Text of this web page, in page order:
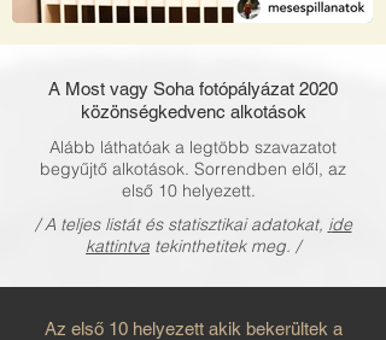
A Most vagy Soha fotópályázat 2020
közönségkedvenc alkotások
Alább láthatóak a legtöbb szavazatot
begyűjtő alkotások. Sorrendben elől, az
első 10 helyezett.
/ A teljes listát és statisztikai adatokat, ide
kattintva tekinthetitek meg. /
Az első 10 helyezett akik bekerültek a